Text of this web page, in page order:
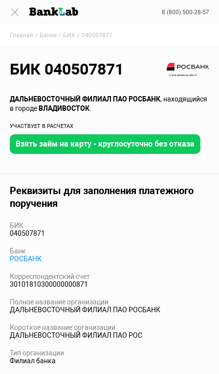
8 (800) 500-28-57
Главная Банки БИК 040507871
БИК 040507871
ДАЛЬНЕВОСТОЧНЫЙ ФИЛИАЛ ПАО РОСБАНК, находящийся
в городе ВЛАДИВОСТОК
УЧАСТВУЕТ В РАСЧЕТАХ
Взять займ на карту - круглосуточно без отказа
Реквизиты для заполнения платежного
поручения
БИК
040507871
Банк
РОСБАНК
Корреспондентский счет
30101810300000000871
Полное название организации
ДАЛЬНЕВОСТОЧНЫЙ ФИЛИАЛ ПАО РОСБАНК
Короткое название организации
ДАЛЬНЕВОСТОЧНЫЙ ФИЛИАЛ ПАО РОС
Тип организации
Филиал банка